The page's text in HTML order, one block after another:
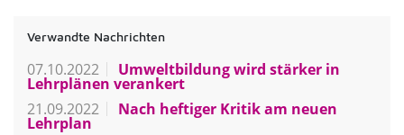
Verwandte Nachrichten
07.10.2022 Umweltbildung wird stärker in
Lehrplänen verankert
21.09.2022
Nach heftiger Kritik am neuen
Lehrplan